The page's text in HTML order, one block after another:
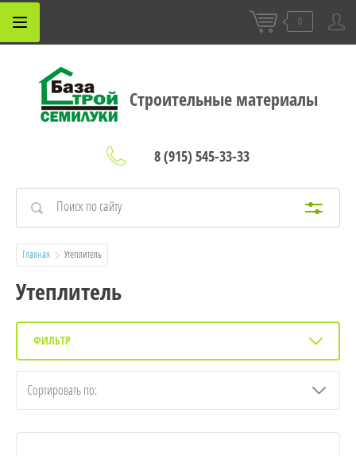
0
Строительные материалы
8 (915) 545-33-33
Главная
  Утеплитель
Утеплитель
ФИЛЬТР
Сортировать по: